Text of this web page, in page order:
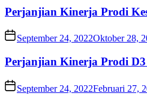
Perjanjian Kinerja Prodi
September 24, 2022Oktober 28,
Perjanjian Kinerja Prodi D3
September 24, 2022Februari 27,